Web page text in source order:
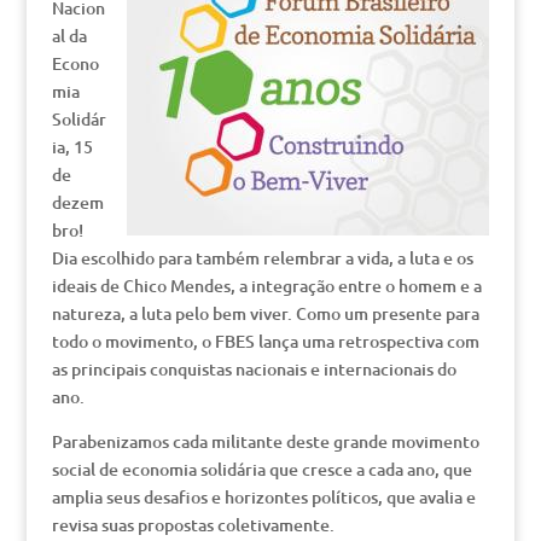
Nacion
al da
Econo
mia
Solidár
ia, 15
de
dezem
bro!
Dia escolhido para também relembrar a vida, a luta e os
ideais de Chico Mendes, a integração entre o homem e a
natureza, a luta pelo bem viver. Como um presente para
todo o movimento, o FBES lança uma retrospectiva com
as principais conquistas nacionais e internacionais do
ano.
Parabenizamos cada militante deste grande movimento
social de economia solidária que cresce a cada ano, que
amplia seus desafios e horizontes políticos, que avalia e
revisa suas propostas coletivamente.